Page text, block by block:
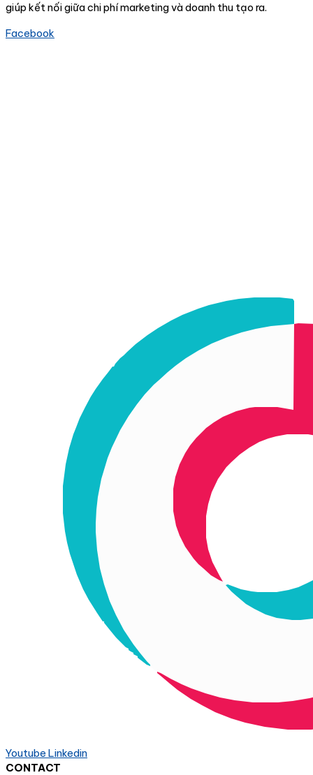
giúp kết nối giữa chi phí marketing và doanh thu tạo ra.
Facebook
Youtube Linkedin
CONTACT